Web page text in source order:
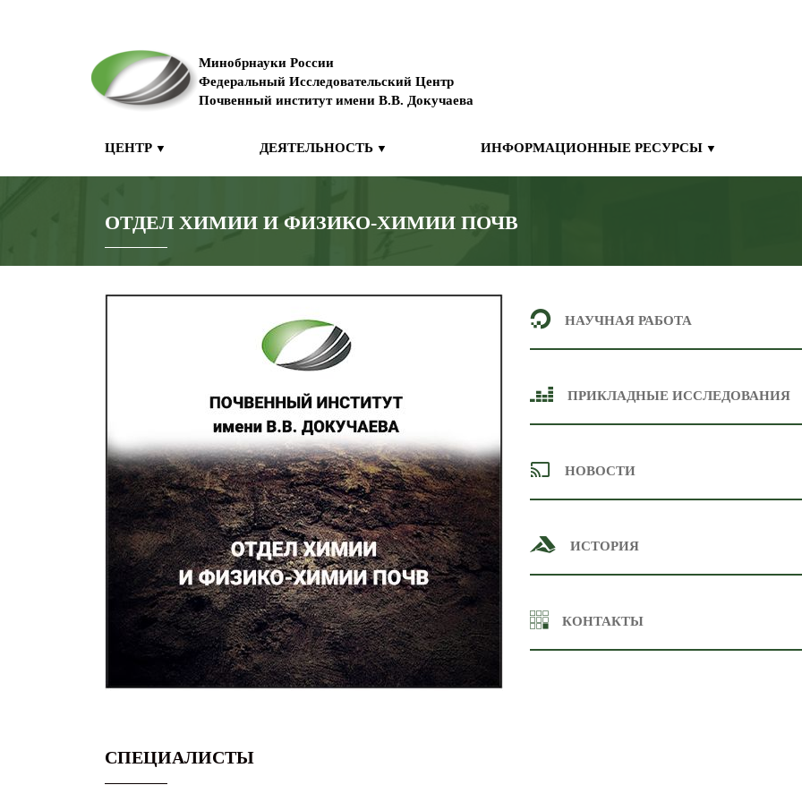
Минобрнауки России
Федеральный Исследовательский Центр
Почвенный институт имени В.В. Докучаева
ЦЕНТР ▼ ДЕЯТЕЛЬНОСТЬ ▼ ИНФОРМАЦИОННЫЕ РЕСУРСЫ ▼
ОТДЕЛ ХИМИИ И ФИЗИКО-ХИМИИ ПОЧВ
НАУЧНАЯ РАБОТА
ПРИКЛАДНЫЕ ИССЛЕДОВАНИЯ
НОВОСТИ
ИСТОРИЯ
1971 г.г. ею руководил доктор с.-х. наук
Н.И.Горбунов. С 1981г. 2006г лабораторию
КОНТАКТЫ
СПЕЦИАЛИСТЫ